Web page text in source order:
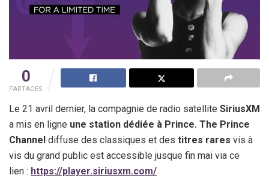
0
PARTAGES
Le 21 avril dernier, la compagnie de radio satellite SiriusXM
a mis en ligne une station dédiée à Prince. The Prince
Channel diffuse des classiques et des titres rares vis à
vis du grand public est accessible jusque fin mai via ce
lien : https://player.siriusxm.com/